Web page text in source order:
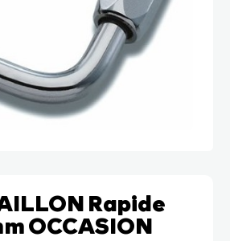
Rapide
OCCASION